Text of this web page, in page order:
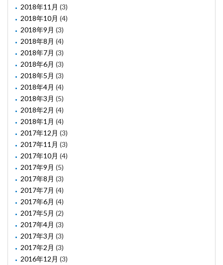
2018年11月 (3)
2018年10月 (4)
2018年9月 (3)
2018年8月 (4)
2018年7月 (3)
2018年6月 (3)
2018年5月 (3)
2018年4月 (4)
2018年3月 (5)
2018年2月 (4)
2018年1月 (4)
2017年12月 (3)
2017年11月 (3)
2017年10月 (4)
2017年9月 (5)
2017年8月 (3)
2017年7月 (4)
2017年6月 (4)
2017年5月 (2)
2017年4月 (3)
2017年3月 (3)
2017年2月 (3)
2016年12月 (3)